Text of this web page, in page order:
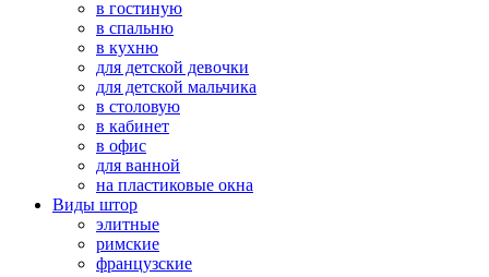
в гостиную
в спальню
в кухню
для детской девочки
для детской мальчика
в столовую
в кабинет
в офис
для ванной
на пластиковые окна
Виды штор
элитные
римские
французские